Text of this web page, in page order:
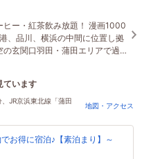
ヒー・紅茶飲み放題！ 漫画1000
、品川、横浜の中間に位置し拠
の玄関口羽田・蒲田エリアで過
これから始まる旅の拠点に！
ています
ました
JR京浜東北線「蒲田
地図・アクセス
お得に宿泊♪【素泊まり】～